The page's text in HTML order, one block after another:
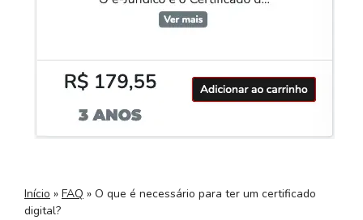
Início » FAQ » O que é necessário para ter um certificado
digital?